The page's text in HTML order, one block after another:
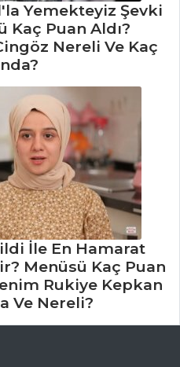
Yemekteyiz Şevki
Kaç Puan Aldı?
Nereli Ve Kaç
İle En Hamarat
Menüsü Kaç Puan
Rukiye Kepkan
Ve Nereli?